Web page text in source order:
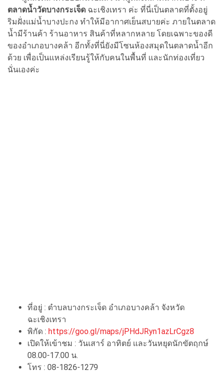
ตลาดน้ำวัดบางกระเจ็ด ฉะเชิงเทรา ค่ะ ที่นี่เป็นตลาดที่ตั้งอยู่
ริมฝั่งแม่น้ำบางปะกง ทำให้มีอากาศเย็นสบายค่ะ ภายในตลาด
น้ำมีร้านค้า ร้านอาหาร สินค้าที่หลากหลาย โดยเฉพาะของดี
ของอำเภอบางคล้า อีกทั้งที่นี่ยังมีโซนห้องสมุดในตลาดน้ำอีก
ด้วย เพื่อเป็นแหล่งเรียนรู้ให้กับคนในพื้นที่ และนักท่องเที่ยว
นั่นเองค่ะ
ที่อยู่ : ตำบลบางกระเจ็ด อำเภอบางคล้า จังหวัด
ฉะเชิงเทรา
พิกัด : https://goo.gl/maps/jPHdJRyn1azLrCgz8
เปิดให้เข้าชม : วันเสาร์ อาทิตย์ และวันหยุดนักขัตฤกษ์
08.00-17.00 น.
โทร : 08-1826-1279